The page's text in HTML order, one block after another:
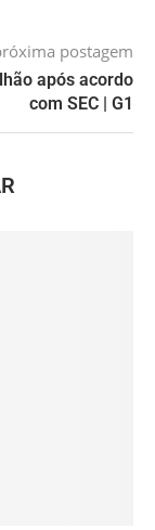
postagem
após acordo
com SEC | G1